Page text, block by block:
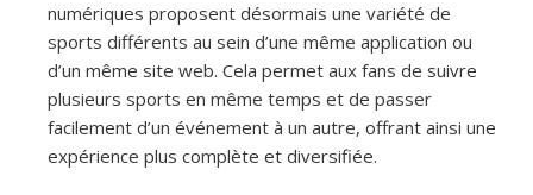
numériques proposent désormais une variété de
sports différents au sein d’une même application ou
d’un même site web. Cela permet aux fans de suivre
plusieurs sports en même temps et de passer
facilement d’un événement à un autre, offrant ainsi une
expérience plus complète et diversifiée.